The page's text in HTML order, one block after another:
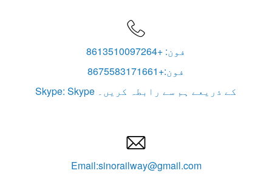

فون: +8613510097264
فون:+8675583171661
Skype: Skype کے ذریعے ہم سے رابطہ کریں۔

Email:sinorailway@gmail.com